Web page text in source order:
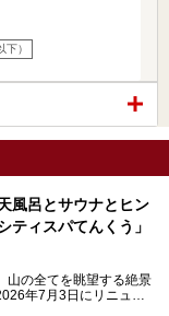
）
風呂とサウナとヒン
ティスパてんくう」
山の全てを眺望する絶景
年7月3日にリニュー